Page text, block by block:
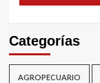
Categorías
AGROPECUARIO